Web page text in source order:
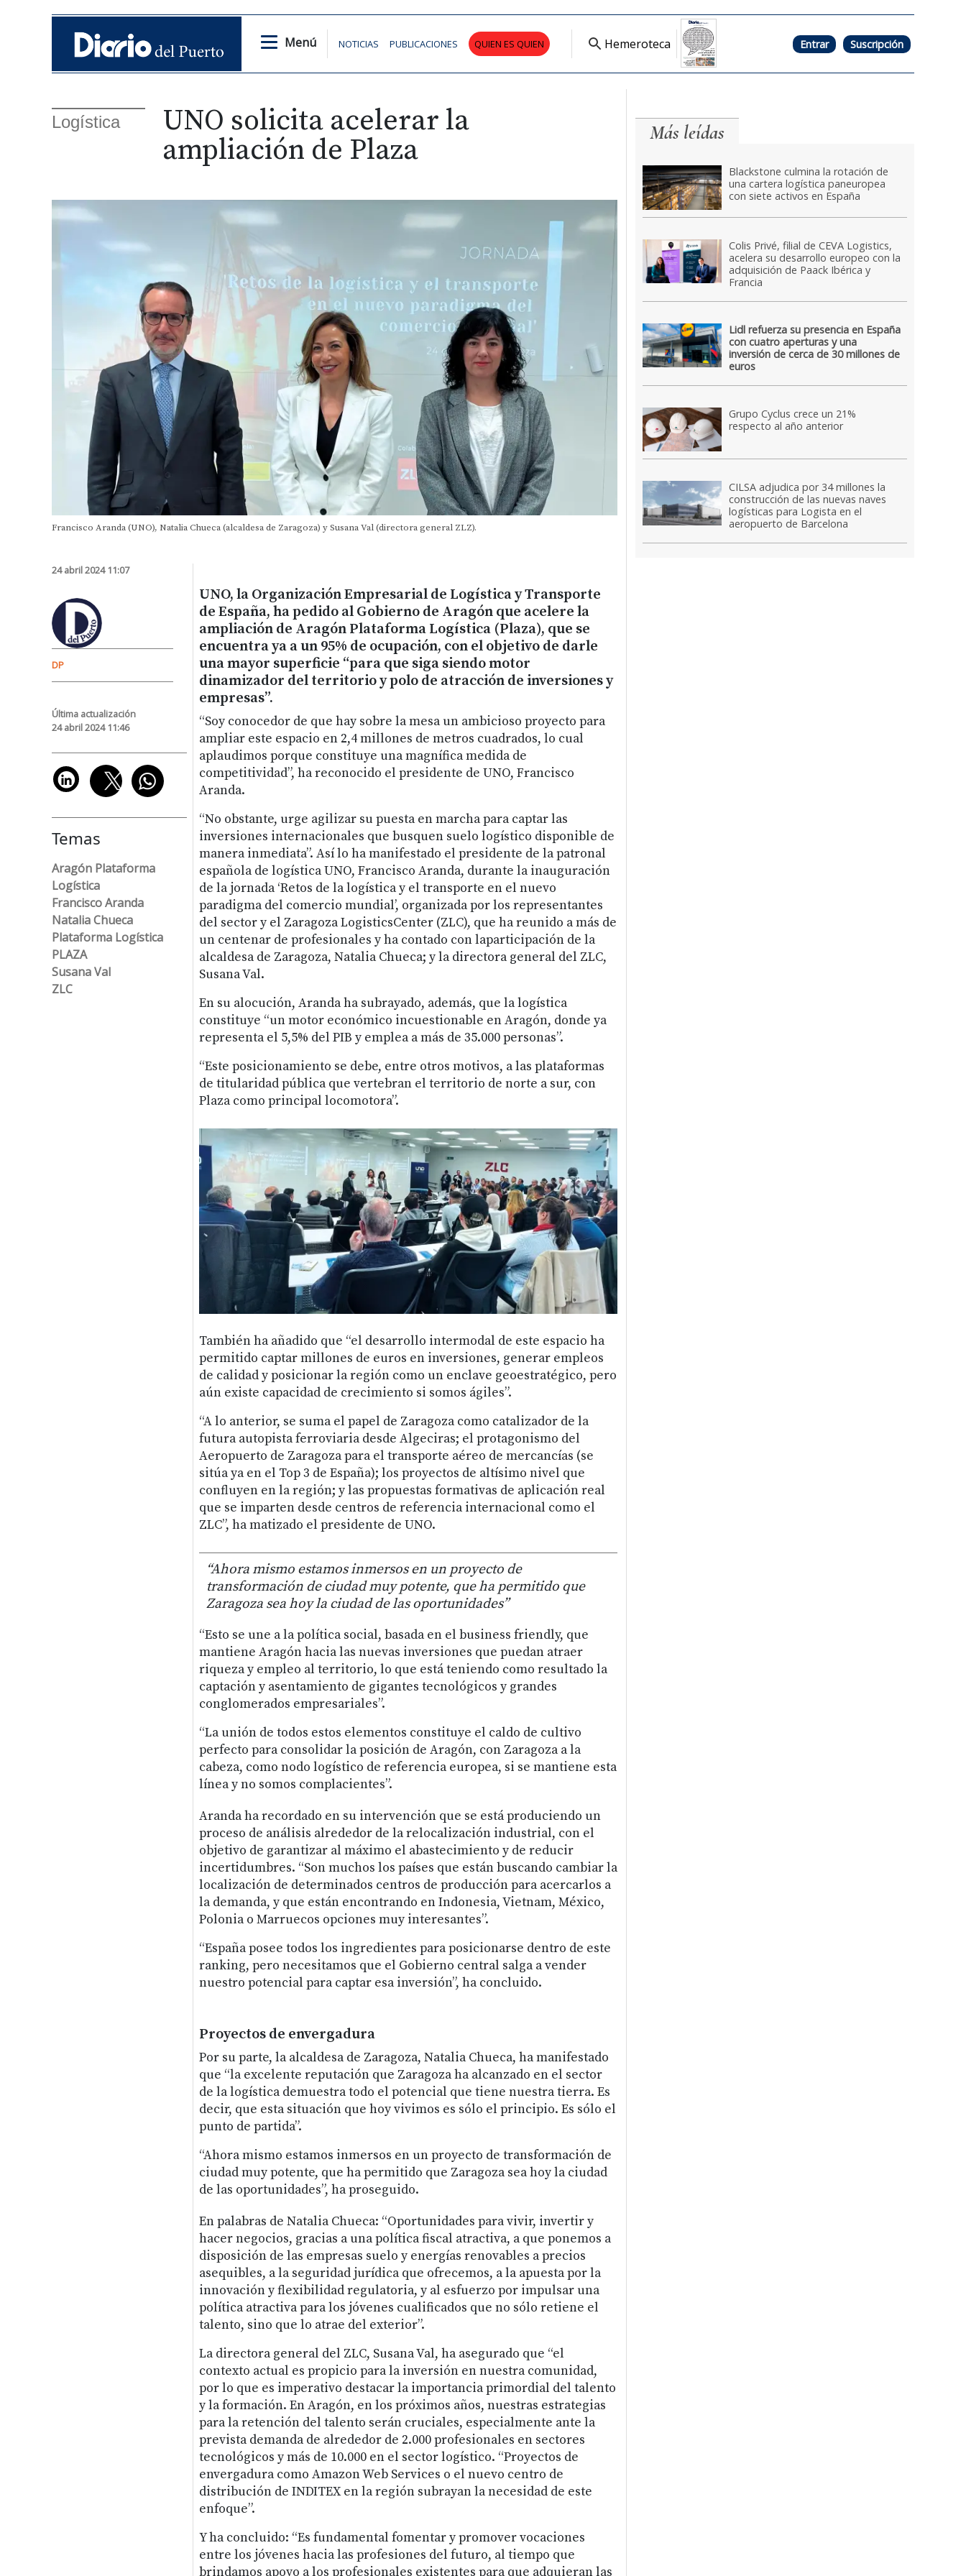
Menú NOTICIAS PUBLICACIONES QUIEN ES QUIEN Hemeroteca Entrar Suscripción
Logística
UNO solicita acelerar la
ampliación de Plaza
Francisco Aranda (UNO), Natalia Chueca (alcaldesa de Zaragoza) y Susana Val (directora general ZLZ).
24 abril 2024 11:07
DP
Última actualización
24 abril 2024 11:46
Temas
Aragón Plataforma
Logística
Francisco Aranda
Natalia Chueca
Plataforma Logística
PLAZA
Susana Val
ZLC
UNO, la Organización Empresarial de Logística y Transporte
de España, ha pedido al Gobierno de Aragón que acelere la
ampliación de Aragón Plataforma Logística (Plaza), que se
encuentra ya a un 95% de ocupación, con el objetivo de darle
una mayor superficie “para que siga siendo motor
dinamizador del territorio y polo de atracción de inversiones y
empresas”.
“Soy conocedor de que hay sobre la mesa un ambicioso proyecto para
ampliar este espacio en 2,4 millones de metros cuadrados, lo cual
aplaudimos porque constituye una magnífica medida de
competitividad”, ha reconocido el presidente de UNO, Francisco
Aranda.
“No obstante, urge agilizar su puesta en marcha para captar las
inversiones internacionales que busquen suelo logístico disponible de
manera inmediata”. Así lo ha manifestado el presidente de la patronal
española de logística UNO, Francisco Aranda, durante la inauguración
de la jornada ‘Retos de la logística y el transporte en el nuevo
paradigma del comercio mundial’, organizada por los representantes
del sector y el Zaragoza LogisticsCenter (ZLC), que ha reunido a más de
un centenar de profesionales y ha contado con laparticipación de la
alcaldesa de Zaragoza, Natalia Chueca; y la directora general del ZLC,
Susana Val.
En su alocución, Aranda ha subrayado, además, que la logística
constituye “un motor económico incuestionable en Aragón, donde ya
representa el 5,5% del PIB y emplea a más de 35.000 personas”.
“Este posicionamiento se debe, entre otros motivos, a las plataformas
de titularidad pública que vertebran el territorio de norte a sur, con
Plaza como principal locomotora”.
También ha añadido que “el desarrollo intermodal de este espacio ha
permitido captar millones de euros en inversiones, generar empleos
de calidad y posicionar la región como un enclave geoestratégico, pero
aún existe capacidad de crecimiento si somos ágiles”.
“A lo anterior, se suma el papel de Zaragoza como catalizador de la
futura autopista ferroviaria desde Algeciras; el protagonismo del
Aeropuerto de Zaragoza para el transporte aéreo de mercancías (se
sitúa ya en el Top 3 de España); los proyectos de altísimo nivel que
confluyen en la región; y las propuestas formativas de aplicación real
que se imparten desde centros de referencia internacional como el
ZLC”, ha matizado el presidente de UNO.
“Ahora mismo estamos inmersos en un proyecto de
transformación de ciudad muy potente, que ha permitido que
Zaragoza sea hoy la ciudad de las oportunidades”
“Esto se une a la política social, basada en el business friendly, que
mantiene Aragón hacia las nuevas inversiones que puedan atraer
riqueza y empleo al territorio, lo que está teniendo como resultado la
captación y asentamiento de gigantes tecnológicos y grandes
conglomerados empresariales”.
“La unión de todos estos elementos constituye el caldo de cultivo
perfecto para consolidar la posición de Aragón, con Zaragoza a la
cabeza, como nodo logístico de referencia europea, si se mantiene esta
línea y no somos complacientes”.
Aranda ha recordado en su intervención que se está produciendo un
proceso de análisis alrededor de la relocalización industrial, con el
objetivo de garantizar al máximo el abastecimiento y de reducir
incertidumbres. “Son muchos los países que están buscando cambiar la
localización de determinados centros de producción para acercarlos a
la demanda, y que están encontrando en Indonesia, Vietnam, México,
Polonia o Marruecos opciones muy interesantes”.
“España posee todos los ingredientes para posicionarse dentro de este
ranking, pero necesitamos que el Gobierno central salga a vender
nuestro potencial para captar esa inversión”, ha concluido.
Proyectos de envergadura
Por su parte, la alcaldesa de Zaragoza, Natalia Chueca, ha manifestado
que “la excelente reputación que Zaragoza ha alcanzado en el sector
de la logística demuestra todo el potencial que tiene nuestra tierra. Es
decir, que esta situación que hoy vivimos es sólo el principio. Es sólo el
punto de partida”.
“Ahora mismo estamos inmersos en un proyecto de transformación de
ciudad muy potente, que ha permitido que Zaragoza sea hoy la ciudad
de las oportunidades”, ha proseguido.
En palabras de Natalia Chueca: “Oportunidades para vivir, invertir y
hacer negocios, gracias a una política fiscal atractiva, a que ponemos a
disposición de las empresas suelo y energías renovables a precios
asequibles, a la seguridad jurídica que ofrecemos, a la apuesta por la
innovación y flexibilidad regulatoria, y al esfuerzo por impulsar una
política atractiva para los jóvenes cualificados que no sólo retiene el
talento, sino que lo atrae del exterior”.
La directora general del ZLC, Susana Val, ha asegurado que “el
contexto actual es propicio para la inversión en nuestra comunidad,
por lo que es imperativo destacar la importancia primordial del talento
y la formación. En Aragón, en los próximos años, nuestras estrategias
para la retención del talento serán cruciales, especialmente ante la
prevista demanda de alrededor de 2.000 profesionales en sectores
tecnológicos y más de 10.000 en el sector logístico. “Proyectos de
envergadura como Amazon Web Services o el nuevo centro de
distribución de INDITEX en la región subrayan la necesidad de este
enfoque”.
Y ha concluido: “Es fundamental fomentar y promover vocaciones
entre los jóvenes hacia las profesiones del futuro, al tiempo que
brindamos apoyo a los profesionales existentes para que adquieran las
Más leídas
Blackstone culmina la rotación de
una cartera logística paneuropea
con siete activos en España
Colis Privé, filial de CEVA Logistics,
acelera su desarrollo europeo con la
adquisición de Paack Ibérica y
Francia
Lidl refuerza su presencia en España
con cuatro aperturas y una
inversión de cerca de 30 millones de
euros
Grupo Cyclus crece un 21%
respecto al año anterior
CILSA adjudica por 34 millones la
construcción de las nuevas naves
logísticas para Logista en el
aeropuerto de Barcelona